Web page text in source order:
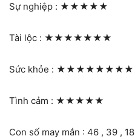
Sự nghiệp : ★★★★★
Tài lộc : ★★★★★★★
Sức khỏe : ★★★★★★★★
Tình cảm : ★★★★★
Con số may mắn : 46 , 39 , 18